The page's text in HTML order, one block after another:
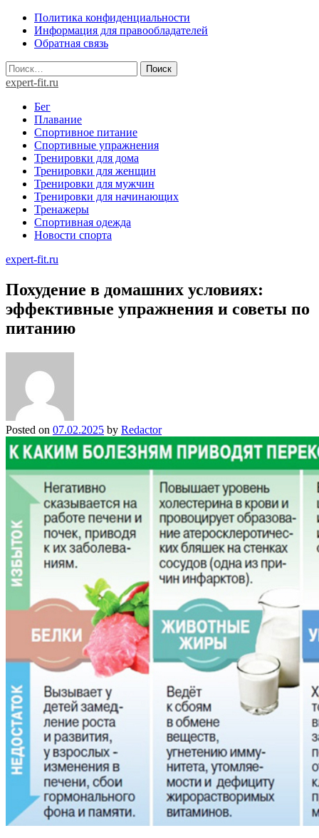
Skip
content
Политика конфиденциальности
Информация для правообладателей
Обратная связь
Найти:
expert-fit.ru
Бег
Плавание
Спортивное питание
Спортивные упражнения
Тренировки для дома
Тренировки для женщин
Тренировки для мужчин
Тренировки для начинающих
Тренажеры
Спортивная одежда
Новости спорта
expert-fit.ru
Похудение в домашних условиях:
эффективные упражнения и советы по
питанию
Posted on 07.02.2025 by Redactor